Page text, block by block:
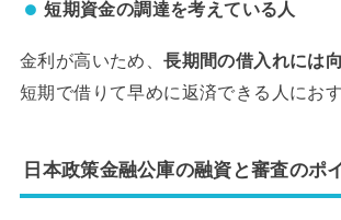
短期資金の調達を考えている人
金利が高いため、長期間の借入れには
短期で借りて早めに返済できる人にお
日本政策金融公庫の融資と審査のポ